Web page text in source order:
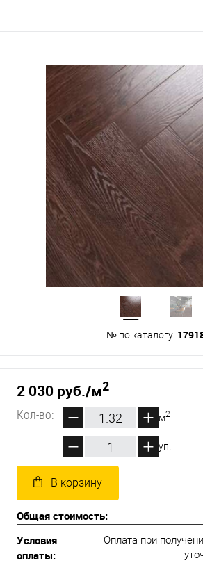
№ по каталогу:
2 030 руб./м2
Кол-во:
м2
уп.
В корзину
Общая стоимость:
Условия
оплаты:
Оплата при